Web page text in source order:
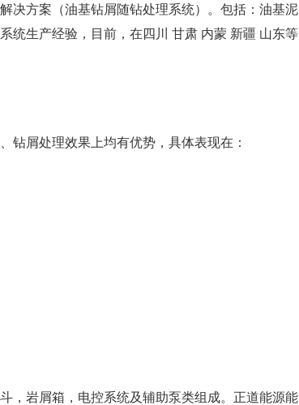
决方案（油基钻屑随钻处理系统）。包括：油基泥
统生产经验，目前，在四川 甘肃 内蒙 新疆 山东等
钻屑处理效果上均有优势，具体表现在：
，岩屑箱，电控系统及辅助泵类组成。正道能源能